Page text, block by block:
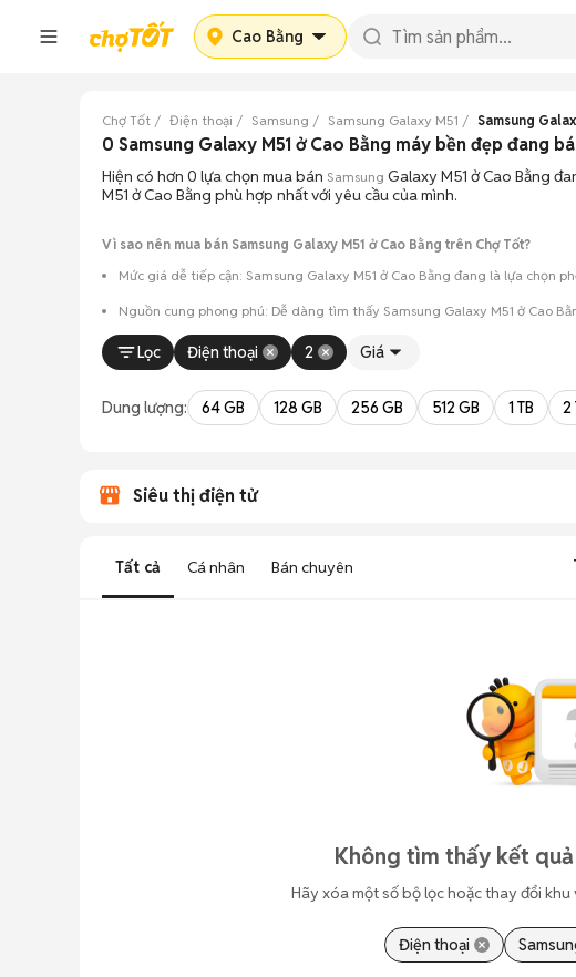
Cao Bằng
Chợ Tốt Điện thoại Samsung Samsung Galaxy M51 Samsung
0 Samsung Galaxy M51 ở Cao Bằng máy bền đẹp đang
Hiện có hơn 0 lựa chọn mua bán Samsung Galaxy M51 ở Cao Bằng
M51 ở Cao Bằng phù hợp nhất với yêu cầu của mình.
Vì sao nên mua bán Samsung Galaxy M51 ở Cao Bằng trên Chợ Tốt?
Mức giá dễ tiếp cận: Samsung Galaxy M51 ở Cao Bằng đang là lựa
Nguồn cung phong phú: Dễ dàng tìm thấy Samsung Galaxy M51 ở Cao
Giao dịch minh bạch: Việc gặp gỡ trực tiếp giúp người mua đánh
Lọc Điện thoại 2 Giá
Dung lượng: 64 GB 128 GB 256 GB 512 GB 1 TB 2
Siêu thị điện tử
Tất cả Cá nhân Bán chuyên
Không tìm thấy kết
Hãy xóa một số bộ lọc hoặc thay đổi
Điện thoại